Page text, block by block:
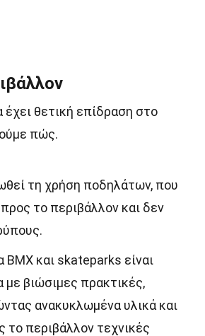
έχει θετική επίδραση στο
πώς.
τη χρήση ποδηλάτων, που
προς το περιβάλλον και δεν
και skateparks είναι
με βιώσιμες πρακτικές,
ανακυκλωμένα υλικά και
το περιβάλλον τεχνικές